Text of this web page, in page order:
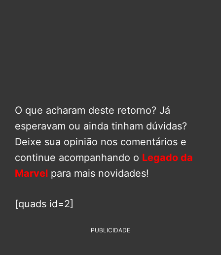
O que acharam deste retorno? Já
esperavam ou ainda tinham dúvidas?
Deixe sua opinião nos comentários e
continue acompanhando o Legado da
Marvel para mais novidades!
[quads id=2]
PUBLICIDADE